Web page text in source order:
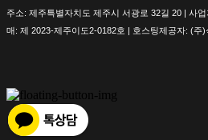
주소: 제주특별자치도 제주시 서광로 32길 20 | 사
매: 제 2023-제주이도2-0182호 | 호스팅제공자: (주)